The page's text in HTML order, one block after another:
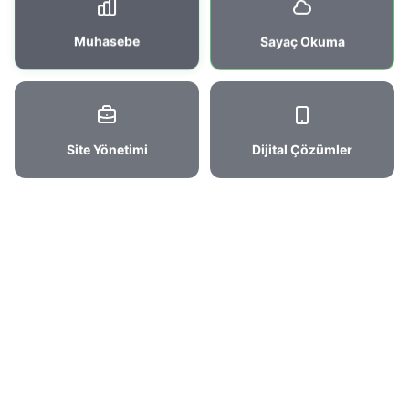
Muhasebe Sayaç Okuma
Site Yönetimi Dijital Çözümler